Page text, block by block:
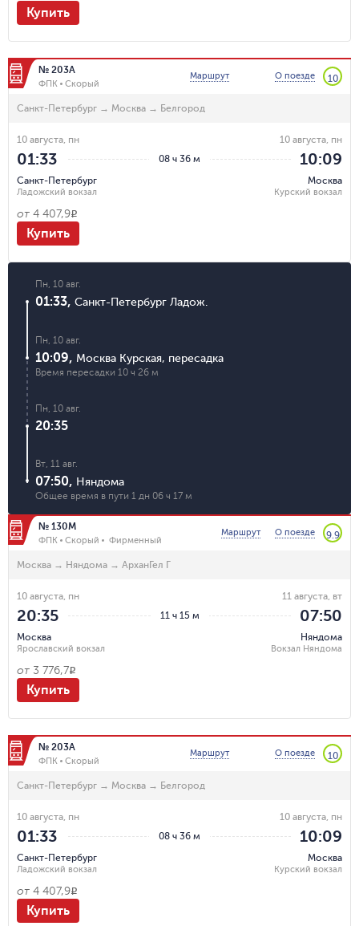
Купить
№ 203А
ФПК Скорый
Маршрут О поезде 10
Санкт-Петербург → Москва → Белгород
08 ч 36 м
10 августа, пн
01:33
Санкт-Петербург
Ладожский вокзал
10 августа, пн
10:09
Москва
Курский вокзал
от 4 407,9R
Купить
Пн, 10 авг.
01:33, Санкт-Петербург Ладож.
Пн, 10 авг.
10:09, Москва Курская, пересадка
Время пересадки 10 ч 26 м
Пн, 10 авг.
20:35
Вт, 11 авг.
07:50, Няндома
Общее время в пути 1 дн 06 ч 17 м
№ 130М
ФПК Скорый Фирменный
Маршрут О поезде 9.9
Москва → Няндома → АрханГел Г
11 ч 15 м
10 августа, пн
20:35
Москва
Ярославский вокзал
11 августа, вт
07:50
Няндома
Вокзал Няндома
от 3 776,7R
Купить
№ 203А
ФПК Скорый
Маршрут О поезде 10
Санкт-Петербург → Москва → Белгород
08 ч 36 м
10 августа, пн
01:33
Санкт-Петербург
Ладожский вокзал
10 августа, пн
10:09
Москва
Курский вокзал
от 4 407,9R
Купить